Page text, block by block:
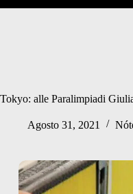
Tokyo: alle Paralimpiadi
Agosto 31, 2021